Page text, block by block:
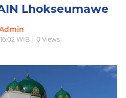
Lhokseumawe
WIB | 0 Views